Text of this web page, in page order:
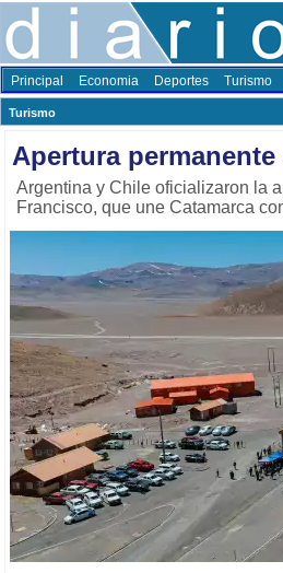
Principal Economia Deportes Turismo
Turismo
Apertura
Argentina y Chile oficializaron la
Francisco, que une Catamarca